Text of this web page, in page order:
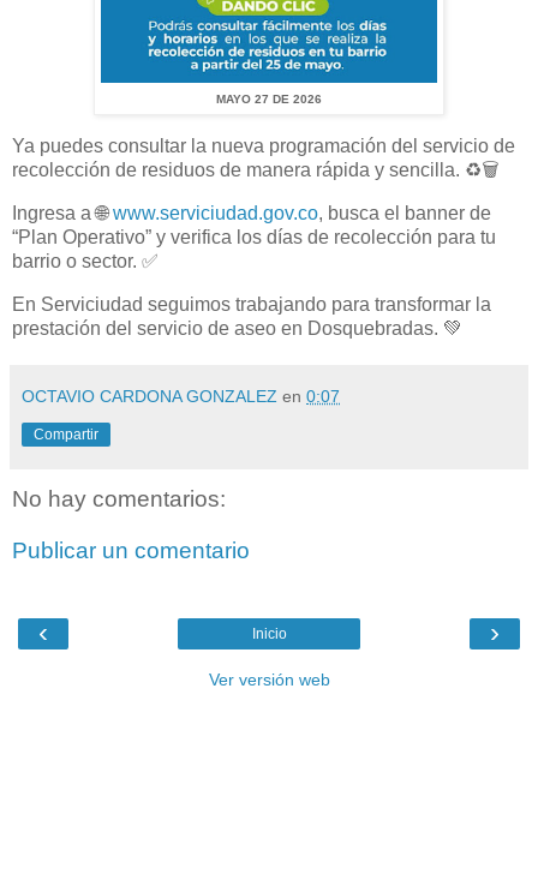
MAYO 27 DE 2026
Ya puedes consultar la nueva programación del servicio de
recolección de residuos de manera rápida y sencilla. ♻️🗑️
Ingresa a 🌐www.serviciudad.gov.co, busca el banner de
“Plan Operativo” y verifica los días de recolección para tu
barrio o sector. ✅
En Serviciudad seguimos trabajando para transformar la
prestación del servicio de aseo en Dosquebradas. 💚
OCTAVIO CARDONA GONZALEZ en 0:07
Compartir
No hay comentarios:
Publicar un comentario
‹ ›
Inicio
Ver versión web